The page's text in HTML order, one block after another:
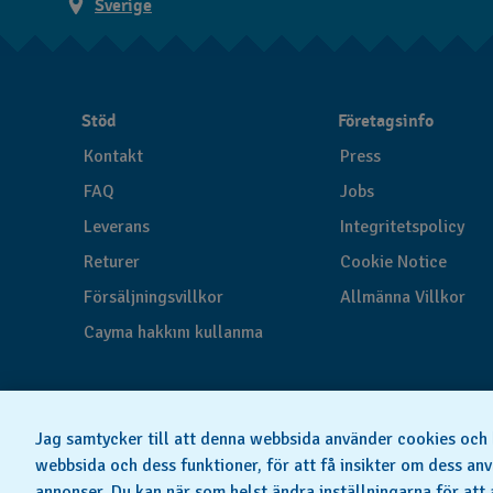
Sverige
Stöd
Kontakt
FAQ
Leverans
Returer
Försäljningsvillkor
Cayma hakkını kullanma
Företagsinfo
Press
Jobs
Integritetspolicy
Cookie Notice
Allmänna Villkor
Jag samtycker till att denna webbsida använder cookies
webbsida och dess funktioner, för att få insikter om dess